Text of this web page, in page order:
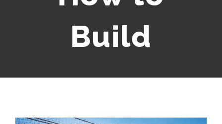
Build